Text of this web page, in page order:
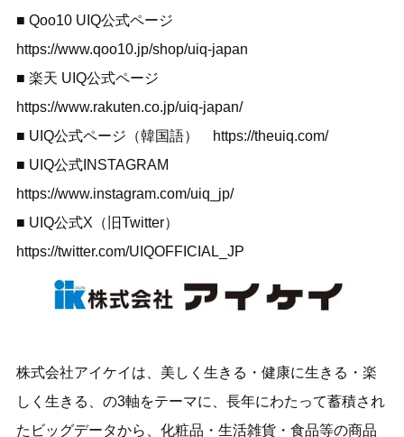
■ Qoo10 UIQ公式ページ
https://www.qoo10.jp/shop/uiq-japan
■ 楽天 UIQ公式ページ
https://www.rakuten.co.jp/uiq-japan/
■ UIQ公式ページ（韓国語）
https://theuiq.com/
■ UIQ公式INSTAGRAM
https://www.instagram.com/uiq_jp/
■ UIQ公式X（旧Twitter）
https://twitter.com/UIQOFFICIAL_JP
株式会社アイケイは、美しく生きる・健康に生きる・楽
しく生きる、の3軸をテーマに、長年にわたって蓄積され
たビッグデータから、化粧品・生活雑貨・食品等の商品